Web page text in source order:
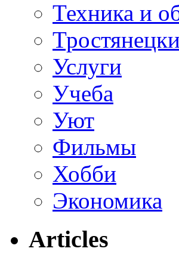
Техника и
Услуги
Учеба
Уют
Фильмы
Хобби
Экономика
Articles